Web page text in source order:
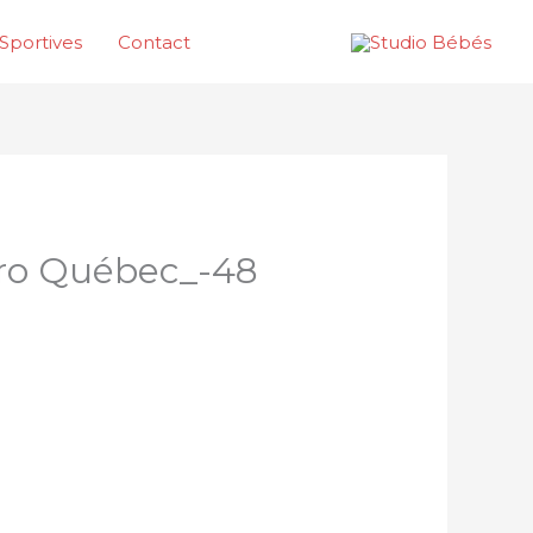
Contact
Québec_-48